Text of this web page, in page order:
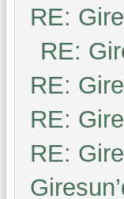
RE:
RE:
RE:
RE:
RE: